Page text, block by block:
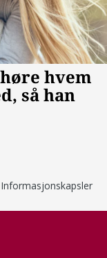
Informasjonskapsler